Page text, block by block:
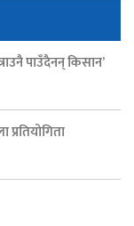
पाउँदैनन् किसान’